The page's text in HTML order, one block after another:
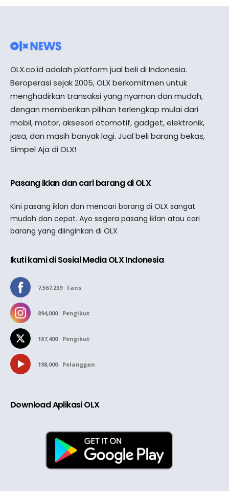
OLX.co.id adalah platform jual beli di Indonesia.
Beroperasi sejak 2005, OLX berkomitmen untuk
menghadirkan transaksi yang nyaman dan mudah,
dengan memberikan pilihan terlengkap mulai dari
mobil, motor, aksesori otomotif, gadget, elektronik,
jasa, dan masih banyak lagi. Jual beli barang bekas,
Simpel Aja di OLX!
Pasang iklan dan cari barang di OLX
Kini pasang iklan dan mencari barang di OLX sangat
mudah dan cepat. Ayo segera pasang iklan atau cari
barang yang diinginkan di OLX
Ikuti kami di Sosial Media OLX Indonesia
7,567,239 Fans
894,000 Pengikut
187,400 Pengikut
198,000 Pelanggan
Download Aplikasi OLX